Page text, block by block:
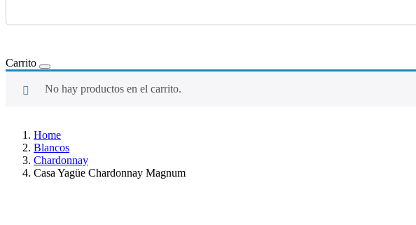
Carrito
No hay productos en el carrito.
Home
Blancos
Chardonnay
Casa Yagüe Chardonnay Magnum